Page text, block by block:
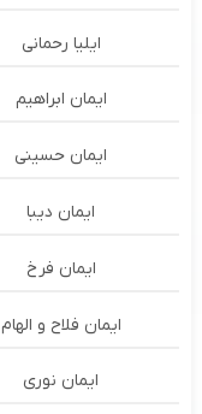
ایلیا رحمانی
ایمان ابراهیم
ایمان حسینی
ایمان دیبا
ایمان فرخ
ایمان فلاح و الهام
ایمان نوری